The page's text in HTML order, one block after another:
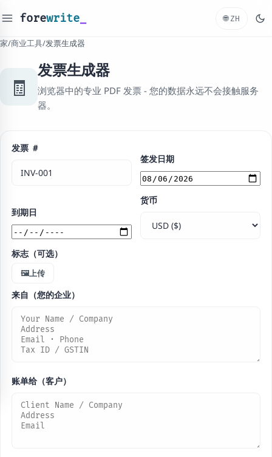
forewrite 🌐 ZH
家/商业工具/发票生成器
🧾
发票生成器
浏览器中的专业 PDF 发票 - 您的数据永远不会接触服务
器。
发票 ＃
签发日期
到期日
货币
标志（可选）
🖼️上传
来自（您的企业）
账单给（客户）